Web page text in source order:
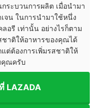
ระบวนการผลิต เมื่อนำมา
จน ในการนำมาใช้หนึ่ง
อรี เท่านั้น อย่างไรก็ตาม
าติให้อาหารของคุณได้
ต่ต้องการเพิ่มรสชาติให้
คุณครับ
LAZADA